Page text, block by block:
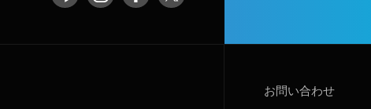
お問い合わせ